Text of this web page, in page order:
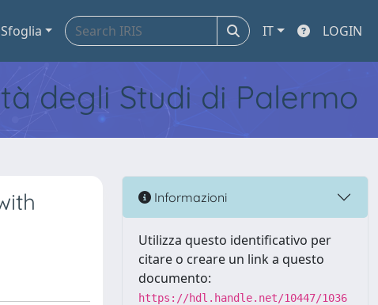
Sfoglia IT LOGIN
degli Studi di Palermo
Informazioni
Utilizza questo identificativo per
citare o creare un link a questo
documento:
https://hdl.handle.net/10447/1036